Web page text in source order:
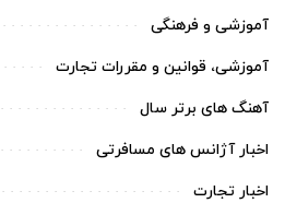
آموزشی و فرهنگی
آموزشی، قوانین و مقررات تجارت
آهنگ های برتر سال
اخبار آژانس های مسافرتی
اخبار تجارت